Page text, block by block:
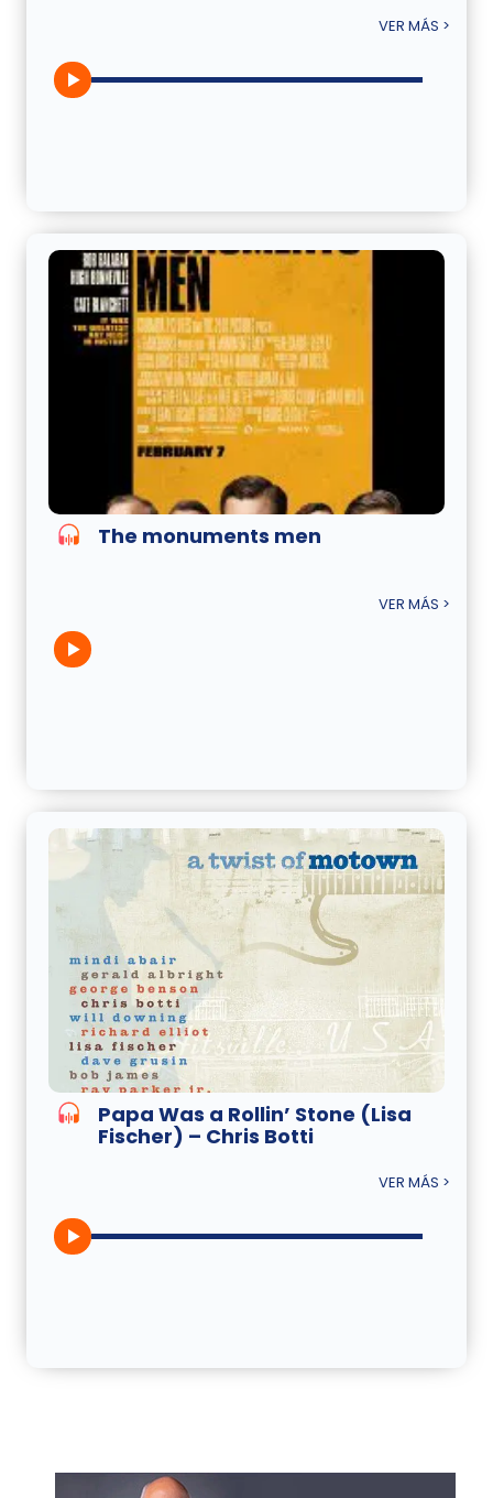
VER MÁS >
The monuments men
VER MÁS >
Papa Was a Rollin’ Stone (Lisa
Fischer) – Chris Botti
VER MÁS >